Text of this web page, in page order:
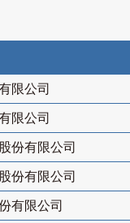
限公司
限公司
份有限公司
份有限公司
有限公司